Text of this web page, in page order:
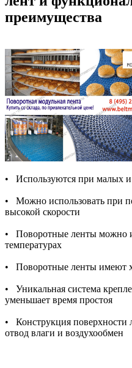
преимущества
• Используются при малых и
• Можно использовать при
высокой скорости
• Поворотные ленты можно
температурах
• Поворотные ленты имеют
• Уникальная система
уменьшает время простоя
• Конструкция поверхности
отвод влаги и воздухообмен